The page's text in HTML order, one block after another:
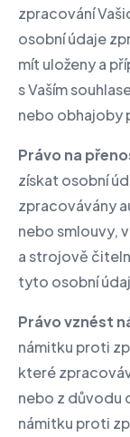
zpracování
osobní údaje
mít uloženy a
s Vaším
nebo obhajoby
Právo na
získat osobní
zpracovávány
nebo smlouvy,
a strojově
tyto osobní
Právo vznést
námitku proti
které
nebo z důvodu
námitku proti